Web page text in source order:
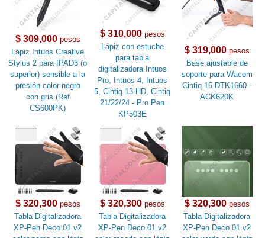
$ 309,000pesos
Lápiz Intuos Creative
Stylus 2 para IPAD3 (o
superior) sensible a la
presión color negro
con gris (Ref
CS600PK)
$ 310,000pesos
Lápiz con estuche
para tabla
digitalizadora Intuos
Pro, Intuos 4, Intuos
5, Cintiq 13 HD, Cintiq
21/22/24 - Pro Pen
KP503E
$ 319,000pesos
Base ajustable de
soporte para Wacom
Cintiq 16 DTK1660 -
ACK620K
$ 320,300pesos
Tabla Digitalizadora
XP-Pen Deco 01 v2
$ 320,300pesos
Tabla Digitalizadora
XP-Pen Deco 01 v2
$ 320,300pesos
Tabla Digitalizadora
XP-Pen Deco 01 v2